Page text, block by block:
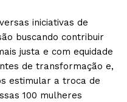
iniciativas de
buscando contribuir
justa e com equidade
de transformação e,
estimular a troca de
100 mulheres